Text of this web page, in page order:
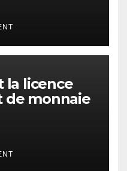
la licence
de monnaie